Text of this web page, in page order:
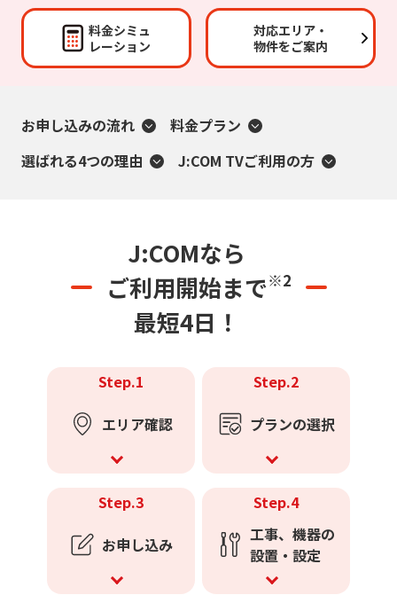
料金シミュ
レーション
対応エリア・
物件をご案内
お申し込みの流れ
料金プラン
選ばれる4つの理由
J:COM TVご利用の方
J:COMなら
ご利用開始まで
最短4日！
※2
Step.1
エリア確認
Step.2
プランの選択
Step.3
お申し込み
Step.4
工事、機器の
設置・設定